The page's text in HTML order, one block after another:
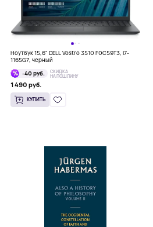
Ноутбук 15,6" DELL Vostro 3510 F0C59T3, i7-
1165G7, черный
-40 руб.
СКИДКА
НА ПОШЛИНУ
1 490 руб.
КУПИТЬ